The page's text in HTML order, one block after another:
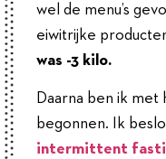
wel de menu’s
eiwitrijke
was -3 kilo.
Daarna ben ik met
begonnen. Ik
intermittent